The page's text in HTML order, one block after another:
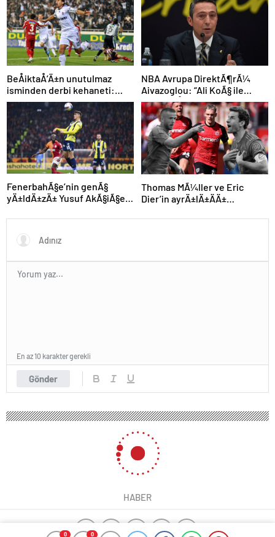
0 0
BeÅiktaÅ’Ä±n unutulmaz
isminden derbi kehaneti:
“Zor olacak ama kazanacak”
NBA Avrupa DirektÃ¶rÃ¼
Aivazoglou: “Ali KoÃ§ ile
gÃ¶rÃ¼ÅtÃ¼k”
FenerbahÃ§e’nin genÃ§
yÄ±ldÄ±zÄ± Yusuf AkÃ§iÃ§ek
edebilir
Thomas MÃ¼ller ve Eric
Dier’in ayrÄ±lÄ±ÄÄ±
Ã§Ä±lgÄ±n plan
Gönder
En az 10 karakter gerekli
HABER